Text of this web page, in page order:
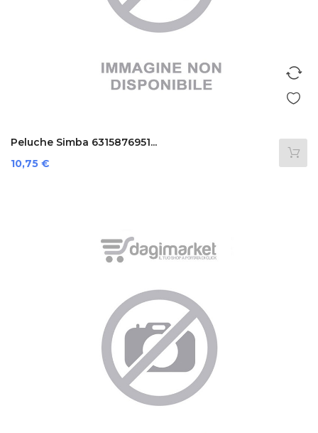
Peluche Simba 6315876951...
Prezzo
10,75 €